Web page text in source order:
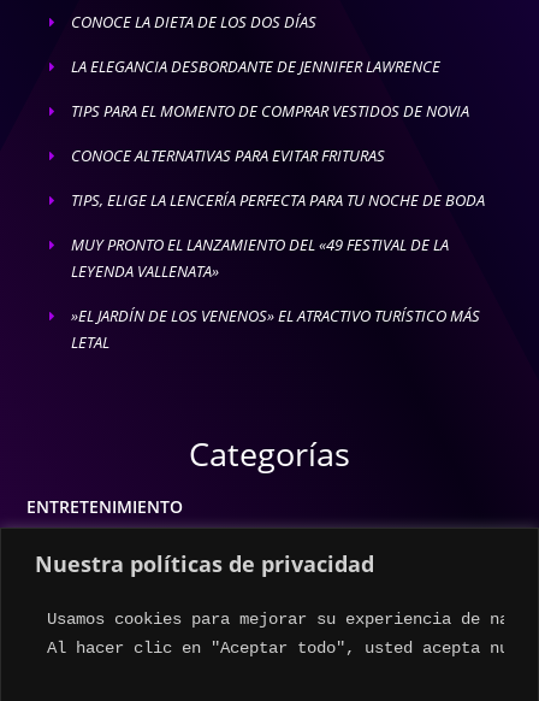
Nuestra políticas de privacidad
Usamos cookies para mejorar su experiencia de
Al hacer clic en "Aceptar todo", usted acepta
E CONOCE LA DIETA DE LOS DOS DÍAS
E LA ELEGANCIA DESBORDANTE DE JENNIFER LAWRENCE
E TIPS PARA EL MOMENTO DE COMPRAR VESTIDOS DE NOVIA
E CONOCE ALTERNATIVAS PARA EVITAR FRITURAS
E TIPS, ELIGE LA LENCERÍA PERFECTA PARA TU NOCHE DE BODA
E
MUY PRONTO EL LANZAMIENTO DEL «49 FESTIVAL DE LA
LEYENDA VALLENATA»
E
»EL JARDÍN DE LOS VENENOS» EL ATRACTIVO TURÍSTICO MÁS
LETAL
Categorías
ENTRETENIMIENTO
ESTILO DE VIDA